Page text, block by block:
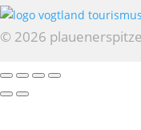
© 2026